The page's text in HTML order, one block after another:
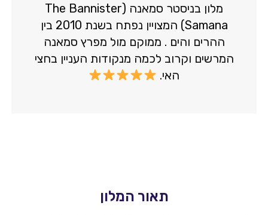
מלון בניסטר סמאנה (The Bannister
Samana) המצויין נפתח בשנת 2010 בין
ההרים והים . ממוקם מול מפרץ סמאנה
המרשים וקרוב לכמה מנקודות העניין בחצי
האי.
תאור המלון